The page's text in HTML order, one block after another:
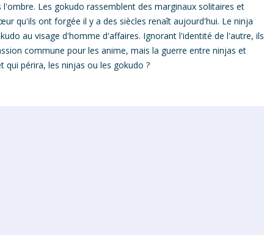
l'ombre. Les gokudo rassemblent des marginaux solitaires et
qu'ils ont forgée il y a des siècles renaît aujourd'hui. Le ninja
au visage d'homme d'affaires. Ignorant l'identité de l'autre, ils
commune pour les anime, mais la guerre entre ninjas et
qui périra, les ninjas ou les gokudo ?